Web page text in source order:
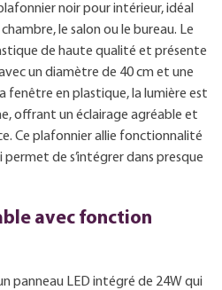
noir pour intérieur, idéal
le salon ou le bureau. Le
de haute qualité et présente
un diamètre de 40 cm et une
fenêtre en plastique, la lumière est
offrant un éclairage agréable et
Ce plafonnier allie fonctionnalité
de s’intégrer dans presque
avec fonction
panneau LED intégré de 24W qui